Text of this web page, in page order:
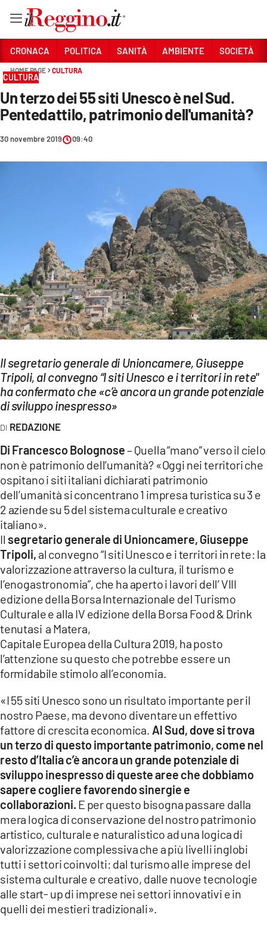
Sezioni
CRONACA
ECONOMIA E LAVORO
EVENTI
SPORT
Streaming
LAC TV
LAC NETWORK
LAC ONAIR
LaC
Network
LACPLAY.IT
LACTV.IT
LACONAIR.IT
LACITYMAG.IT
ILREGGINO.IT
COSENZACHANNEL.IT
ILVIBONESE.IT
CATANZAROCHANNEL.IT
App
ANDROID
APPLE
CRONACA POLITICA SANITÀ AMBIENTE SOCIETÀ
HOME PAGE CULTURA
CULTURA
Un terzo dei 55 siti Unesco è nel Sud.
Pentedattilo, patrimonio dell'umanità?
30 novembre 2019 09:40
Il segretario generale di Unioncamere, Giuseppe
Tripoli, al convegno “I siti Unesco e i territori in rete"
ha confermato che «c’è ancora un grande potenziale
di sviluppo inespresso»
REDAZIONE
Di Francesco Bolognose– Quella “mano” verso il cielo
non è patrimonio dell’umanità? «Oggi nei territori che
ospitano i siti italiani dichiarati patrimonio
dell’umanità si concentrano 1 impresa turistica su 3 e
2 aziende su 5 del sistema culturale e creativo
italiano».
Il segretario generale di Unioncamere, Giuseppe
Tripoli, al convegno “I siti Unesco e i territori in rete: la
valorizzazione attraverso la cultura, il turismo e
l’enogastronomia”, che ha aperto i lavori dell’ VIII
edizione della Borsa Internazionale del Turismo
Culturale e alla IV edizione della Borsa Food & Drink
tenutasi a Matera,
Capitale Europea della Cultura 2019, ha posto
l’attenzione su questo che potrebbe essere un
formidabile stimolo all’economia.
«I 55 siti Unesco sono un risultato importante per il
nostro Paese, ma devono diventare un effettivo
fattore di crescita economica. Al Sud, dove si trova
un terzo di questo importante patrimonio, come nel
resto d’Italia c’è ancora un grande potenziale di
sviluppo inespresso di queste aree che dobbiamo
sapere cogliere favorendo sinergie e
collaborazioni. E per questo bisogna passare dalla
mera logica di conservazione del nostro patrimonio
artistico, culturale e naturalistico ad una logica di
valorizzazione complessiva che a più livelli inglobi
tutti i settori coinvolti: dal turismo alle imprese del
sistema culturale e creativo, dalle nuove tecnologie
alle start- up di imprese nei settori innovativi e in
quelli dei mestieri tradizionali».